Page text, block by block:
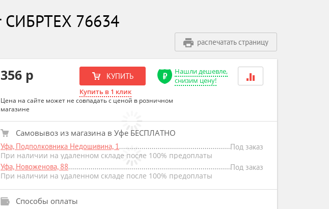
СИБРТЕХ 76634
распечатать страницу
356 р КУПИТЬ
Купить в 1 клик
Нашли дешевле,
снизим цену!
Цена на сайте может не совпадать с ценой в розничном
магазине
Самовывоз из магазина в Уфе БЕСПЛАТНО
Уфа, Подполковника Недошивина, 1
Под заказ
При наличии на удаленном складе после 100% предоплаты
Уфа, Новоженова, 88
Под заказ
При наличии на удаленном складе после 100% предоплаты
Способы оплаты